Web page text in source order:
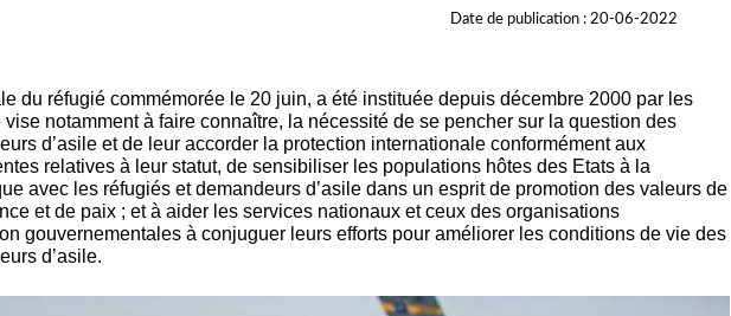
Date de publication : 20-06-2022
du réfugié commémorée le 20 juin, a été instituée depuis décembre 2000 par les
notamment à faire connaître, la nécessité de se pencher sur la question des
d’asile et de leur accorder la protection internationale conformément aux
relatives à leur statut, de sensibiliser les populations hôtes des Etats à la
avec les réfugiés et demandeurs d’asile dans un esprit de promotion des valeurs de
et de paix ; et à aider les services nationaux et ceux des organisations
gouvernementales à conjuguer leurs efforts pour améliorer les conditions de vie des
d’asile.